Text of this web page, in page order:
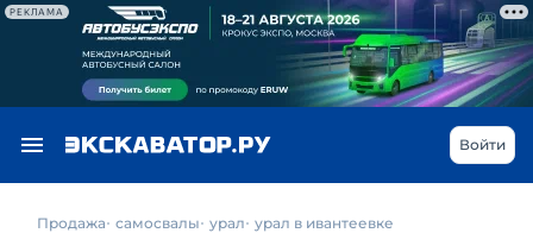
РЕКЛАМА
Войти
Продажа самосвалы урал урал в ивантеевке